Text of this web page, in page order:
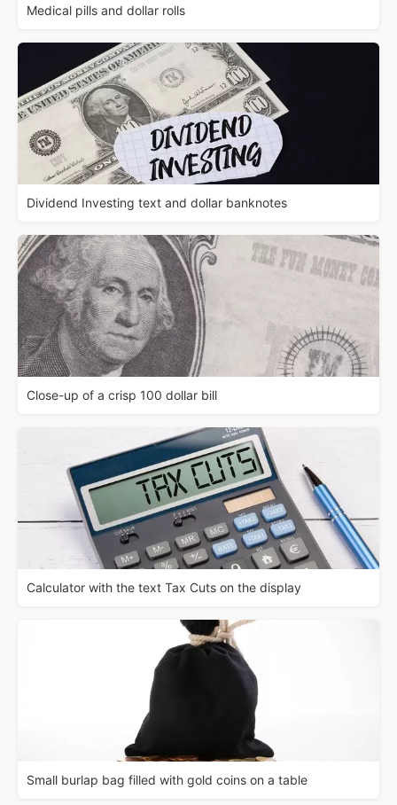
Medical pills and dollar rolls
Dividend Investing text and dollar banknotes
Close-up of a crisp 100 dollar bill
Calculator with the text Tax Cuts on the display
Small burlap bag filled with gold coins on a table